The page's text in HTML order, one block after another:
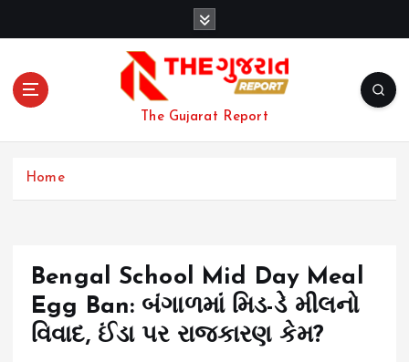
The Gujarat Report
Home
Bengal School Mid Day Meal
Egg Ban: બંગાળમાં મિડ-ડે મીલનો
વિવાદ, ઈંડા પર રાજકારણ કેમ?